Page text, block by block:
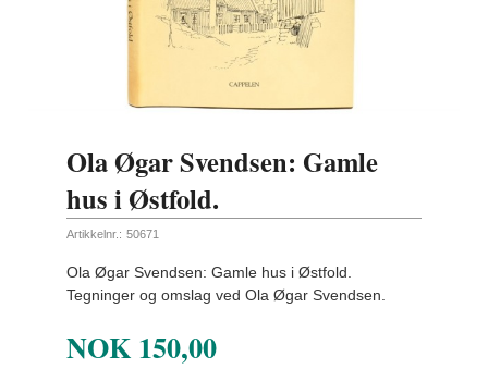
Ola Øgar Svendsen: Gamle
hus i Østfold.
Artikkelnr.: 50671
Ola Øgar Svendsen: Gamle hus i Østfold.
Tegninger og omslag ved Ola Øgar Svendsen.
NOK 150,00